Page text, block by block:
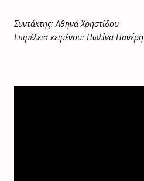
Συντάκτης: Αθηνά Χρηστίδου
Επιμέλεια κειμένου: Πωλίνα Πανέρη